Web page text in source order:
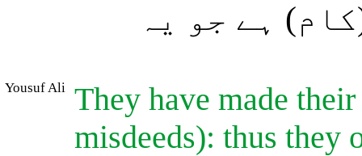
ہے جو یہ
Yousuf Ali They have made
misdeeds): thus they